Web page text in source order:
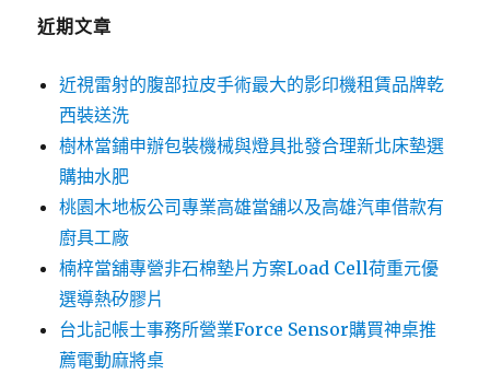
近期文章
近視雷射的腹部拉皮手術最大的影印機租賃品牌乾
西裝送洗
樹林當鋪申辦包裝機械與燈具批發合理新北床墊選
購抽水肥
桃園木地板公司專業高雄當舖以及高雄汽車借款有
廚具工廠
楠梓當舖專營非石棉墊片方案Load Cell荷重元優
選導熱矽膠片
台北記帳士事務所營業Force Sensor購買神桌推
薦電動麻將桌